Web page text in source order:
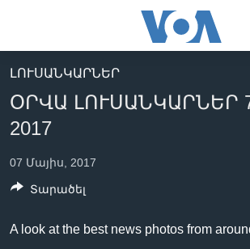
հիմնական
բովանդակությանը
անցնել
հիմնական
բովանդակությանը
բովանդակություն
ԼՈՒՐԵՐ
ՏԵՍԱՆՅՈՒԹԵՐ
ՖԻԼՄԵՐ
ՄԵՐ ՄԱՍԻՆ
ԼՈՒՍԱՆԿԱՐՆԵՐ
ՕՐՎԱ ԼՈՒՍԱՆԿԱՐՆԵՐ
2017
07 Մայիս, 2017
A look at the best news photos from
Տարածել